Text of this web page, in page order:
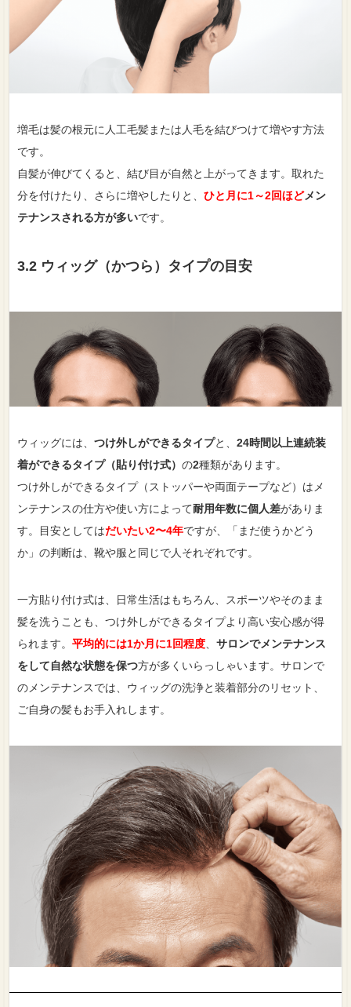
増毛は髪の根元に人工毛髪または人毛を結びつけて増やす方法
です。
自髪が伸びてくると、結び目が自然と上がってきます。取れた
分を付けたり、さらに増やしたりと、ひと月に1～2回ほどメン
テナンスされる方が多いです。
3.2 ウィッグ（かつら）タイプの目安
ウィッグには、つけ外しができるタイプと、24時間以上連続装
着ができるタイプ（貼り付け式）の2種類があります。
つけ外しができるタイプ（ストッパーや両面テープなど）はメ
ンテナンスの仕方や使い方によって耐用年数に個人差がありま
す。目安としてはだいたい2〜4年ですが、「まだ使うかどう
か」の判断は、靴や服と同じで人それぞれです。
一方貼り付け式は、日常生活はもちろん、スポーツやそのまま
髪を洗うことも、つけ外しができるタイプより高い安心感が得
られます。平均的には1か月に1回程度 、サロンでメンテナンス
をして自然な状態を保つ方が多くいらっしゃいます。サロンで
のメンテナンスでは、ウィッグの洗浄と装着部分のリセット、
ご自身の髪もお手入れします。